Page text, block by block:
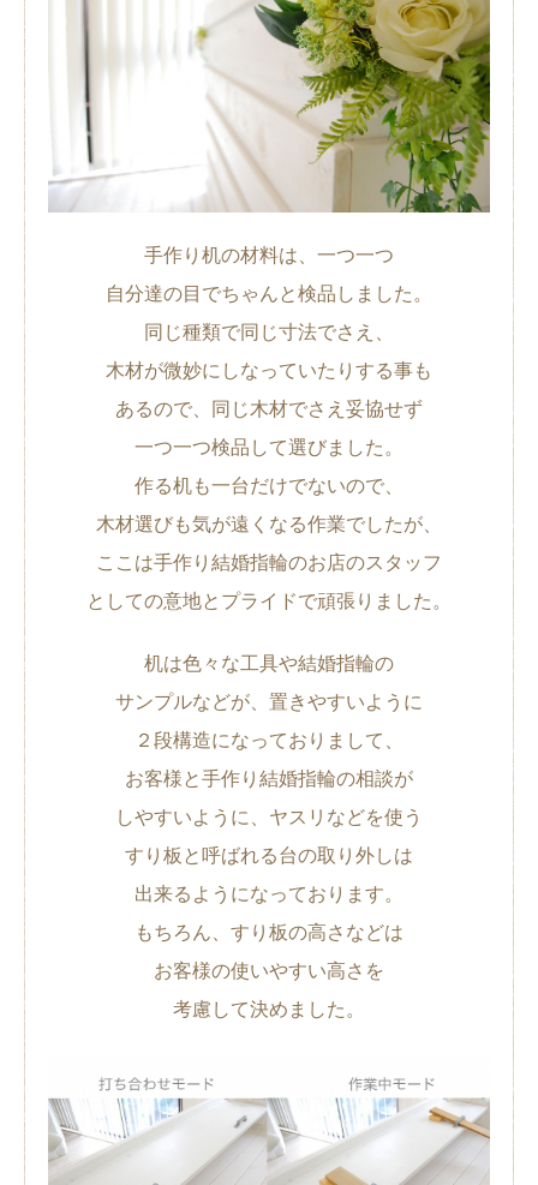
手作り机の材料は、一つ一つ
自分達の目でちゃんと検品しました。
同じ種類で同じ寸法でさえ、
木材が微妙にしなっていたりする事も
あるので、同じ木材でさえ妥協せず
一つ一つ検品して選びました。
作る机も一台だけでないので、
木材選びも気が遠くなる作業でしたが、
ここは手作り結婚指輪のお店のスタッフ
としての意地とプライドで頑張りました。
机は色々な工具や結婚指輪の
サンプルなどが、置きやすいように
２段構造になっておりまして、
お客様と手作り結婚指輪の相談が
しやすいように、ヤスリなどを使う
すり板と呼ばれる台の取り外しは
出来るようになっております。
もちろん、すり板の高さなどは
お客様の使いやすい高さを
考慮して決めました。